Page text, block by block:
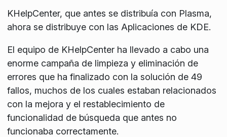
KHelpCenter, que antes se distribuía con Plasma,
ahora se distribuye con las Aplicaciones de KDE.
El equipo de KHelpCenter ha llevado a cabo una
enorme campaña de limpieza y eliminación de
errores que ha finalizado con la solución de 49
fallos, muchos de los cuales estaban relacionados
con la mejora y el restablecimiento de
funcionalidad de búsqueda que antes no
funcionaba correctamente.